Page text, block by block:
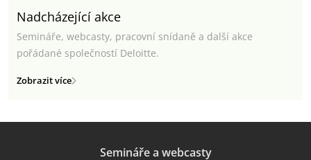
Nadcházející akce
Semináře, webcasty, pracovní snídaně a další akce
pořádané společností Deloitte.
Zobrazit více
Semináře a webcasty